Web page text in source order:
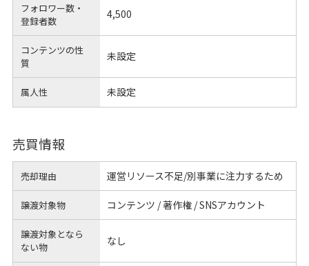
フォロワー数・
登録者数
4,500
コンテンツの性
質
未設定
属人性 未設定
売買情報
売却理由 運営リソース不足/別事業に注力するため
譲渡対象物 コンテンツ / 著作権 / SNSアカウント
譲渡対象となら
ない物
なし